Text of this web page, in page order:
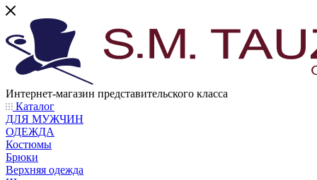
Интернет-магазин представительского класса
Каталог
ДЛЯ МУЖЧИН
ОДЕЖДА
Костюмы
Брюки
Верхняя одежда